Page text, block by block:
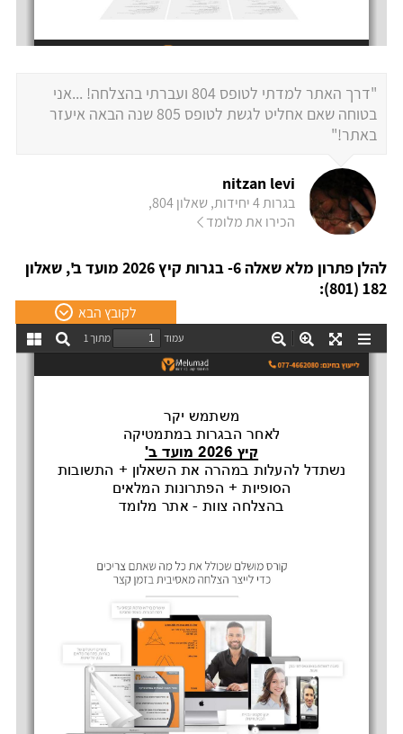
"דרך האתר למדתי לטופס 804 ועברתי בהצלחה! ...אני
בטוחה שאם אחליט לגשת לטופס 805 שנה הבאה איעזר
באתר!"
nitzan levi
בגרות 4 יחידות, שאלון 804,
הכירו את מלומד
להלן פתרון מלא שאלה 6- בגרות קיץ 2026 מועד ב', שאלון
182 (801):
לקובץ הבא